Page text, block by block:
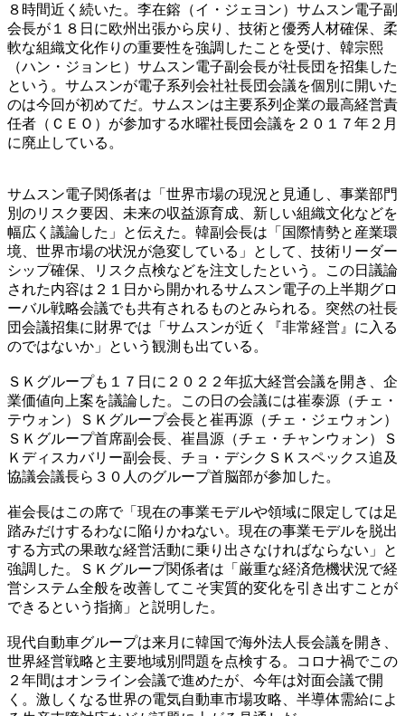
８時間近く続いた。李在鎔（イ・ジェヨン）サムスン電子副
会長が１８日に欧州出張から戻り、技術と優秀人材確保、柔
軟な組織文化作りの重要性を強調したことを受け、韓宗熙
（ハン・ジョンヒ）サムスン電子副会長が社長団を招集した
という。サムスンが電子系列会社社長団会議を個別に開いた
のは今回が初めてだ。サムスンは主要系列企業の最高経営責
任者（ＣＥＯ）が参加する水曜社長団会議を２０１７年２月
に廃止している。
サムスン電子関係者は「世界市場の現況と見通し、事業部門
別のリスク要因、未来の収益源育成、新しい組織文化などを
幅広く議論した」と伝えた。韓副会長は「国際情勢と産業環
境、世界市場の状況が急変している」として、技術リーダー
シップ確保、リスク点検などを注文したという。この日議論
された内容は２１日から開かれるサムスン電子の上半期グロ
ーバル戦略会議でも共有されるものとみられる。突然の社長
団会議招集に財界では「サムスンが近く『非常経営』に入る
のではないか」という観測も出ている。
ＳＫグループも１７日に２０２２年拡大経営会議を開き、企
業価値向上案を議論した。この日の会議には崔泰源（チェ・
テウォン）ＳＫグループ会長と崔再源（チェ・ジェウォン）
ＳＫグループ首席副会長、崔昌源（チェ・チャンウォン）Ｓ
Ｋディスカバリー副会長、チョ・デシクＳＫスペックス追及
協議会議長ら３０人のグループ首脳部が参加した。
崔会長はこの席で「現在の事業モデルや領域に限定しては足
踏みだけするわなに陥りかねない。現在の事業モデルを脱出
する方式の果敢な経営活動に乗り出さなければならない」と
強調した。ＳＫグループ関係者は「厳重な経済危機状況で経
営システム全般を改善してこそ実質的変化を引き出すことが
できるという指摘」と説明した。
現代自動車グループは来月に韓国で海外法人長会議を開き、
世界経営戦略と主要地域別問題を点検する。コロナ禍でこの
２年間はオンライン会議で進めたが、今年は対面会議で開
く。激しくなる世界の電気自動車市場攻略、半導体需給によ